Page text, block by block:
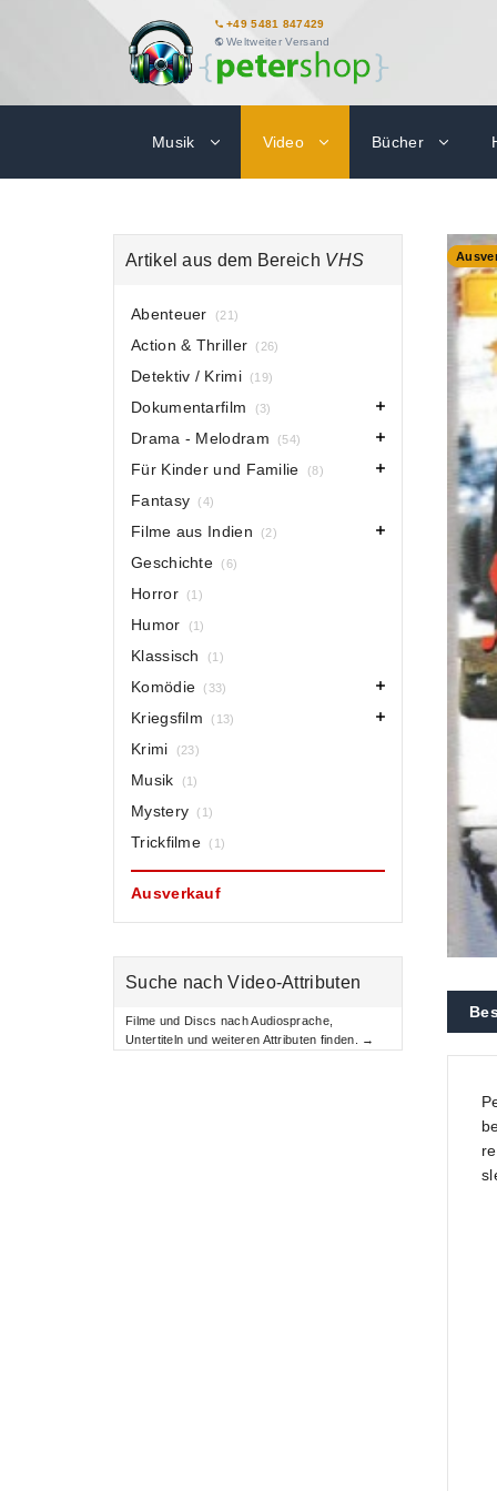
+49 5481 847429
Weltweiter Versand
Musik Video Bücher
-80%
Artikel aus dem Bereich VHS
Abenteuer (21)
Action & Thriller (26)
Detektiv / Krimi (19)
Dokumentarfilm (3)
Drama - Melodram (54)
Für Kinder und Familie (8)
Fantasy (4)
Filme aus Indien (2)
Geschichte (6)
Horror (1)
Humor (1)
Klassisch (1)
Komödie (33)
Kriegsfilm (13)
Krimi (23)
Musik (1)
Mystery (1)
Trickfilme (1)
Ausverkauf
Suche nach Video-Attributen
Filme und Discs nach Audiosprache,
Untertiteln und weiteren Attributen finden. →